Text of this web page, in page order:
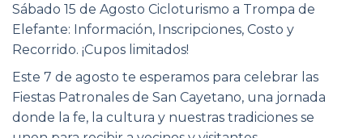
Sábado 15 de Agosto Cicloturismo a Trompa de
Elefante: Información, Inscripciones, Costo y
Recorrido. ¡Cupos limitados!
Este 7 de agosto te esperamos para celebrar las
Fiestas Patronales de San Cayetano, una jornada
donde la fe, la cultura y nuestras tradiciones se